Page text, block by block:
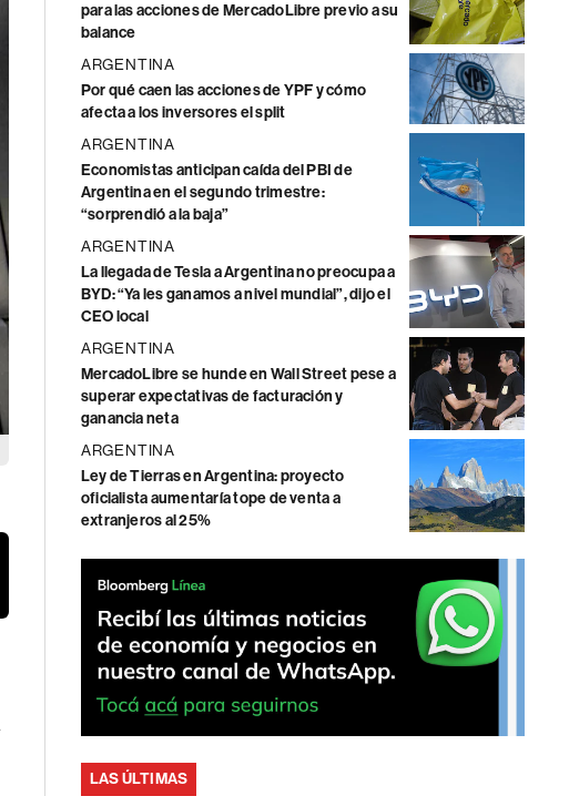
para las acciones de MercadoLibre previo a su
balance
ARGENTINA
Por qué caen las acciones de YPF y cómo
afecta a los inversores el split
ARGENTINA
Economistas anticipan caída del PBI de
Argentina en el segundo trimestre:
“sorprendió a la baja”
ARGENTINA
La llegada de Tesla a Argentina no preocupa a
BYD: “Ya les ganamos a nivel mundial”, dijo el
CEO local
ARGENTINA
MercadoLibre se hunde en Wall Street pese a
superar expectativas de facturación y
ganancia neta
ARGENTINA
Ley de Tierras en Argentina: proyecto
oficialista aumentaría tope de venta a
extranjeros al 25%
LAS ÚLTIMAS